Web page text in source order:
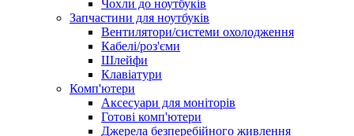
Чохли до ноутбуків
Запчастини для ноутбуків
Вентилятори/системи охолодження
Кабелі/роз'єми
Шлейфи
Клавіатури
Комп'ютери
Аксесуари для моніторів
Готові комп'ютери
Джерела безперебійного живлення